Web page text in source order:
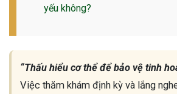
yếu không?
“Thấu hiểu cơ thể để bảo vệ tinh
Việc thăm khám định kỳ và lắng